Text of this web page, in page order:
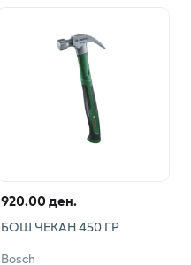
920.00 ден.
БОШ ЧЕКАН 450 ГР
Bosch